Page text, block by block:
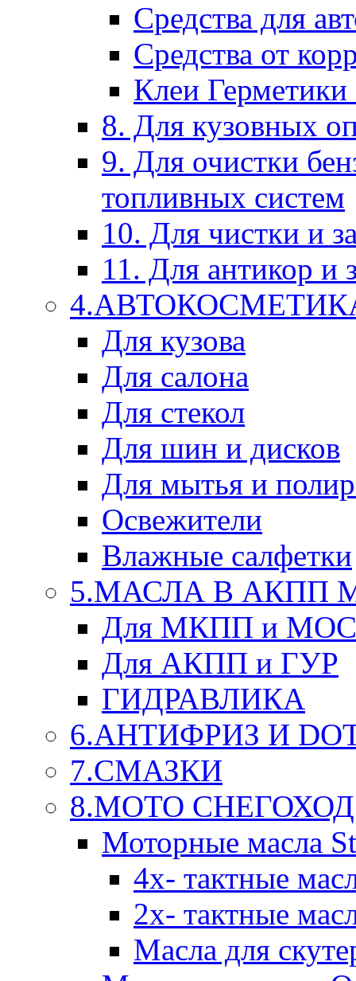
Средства для
Средства от
Клеи
8. Для кузовных
9. Для очистки
топливных систем
10. Для чистки и
11. Для антикор и
Для кузова
Для салона
Для стекол
Для шин и дисков
Для мытья и
Освежители
Влажные салфетки
5.МАСЛА В АКПП
Для МКПП и
Для АКПП и ГУР
ГИДРАВЛИКА
6.АНТИФРИЗ И
7.СМАЗКИ
8.МОТО
Моторные масла
4х- тактные
2х- тактные
Масла для